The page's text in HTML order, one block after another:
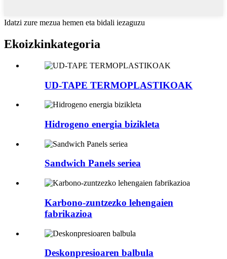
Idatzi zure mezua hemen eta bidali iezaguzu
Ekoizkinkategoria
UD-TAPE TERMOPLASTIKOAK
Hidrogeno energia bizikleta
Sandwich Panels seriea
Karbono-zuntzezko lehengaien
fabrikazioa
Deskonpresioaren balbula